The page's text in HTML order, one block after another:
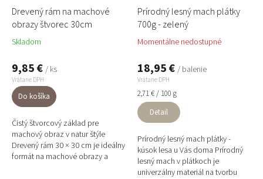
Drevený rám na machové
obrazy štvorec 30cm
Skladom
9,85 € / ks
Vrátane DPH
Do košíka
Čistý štvorcový základ pre
machový obraz v natur štýle
Drevený rám 30 × 30 cm je ideálny
formát na machové obrazy a
Prírodný lesný mach plátky
700g - zelený
Momentálne nedostupné
18,95 € / balenie
Vrátane DPH
Jednotková
cena:
2,71 € / 100 g
Detail
Prírodný lesný mach plátky -
kúsok lesa u Vás doma Prírodný
lesný mach v plátkoch je
univerzálny materiál na tvorbu